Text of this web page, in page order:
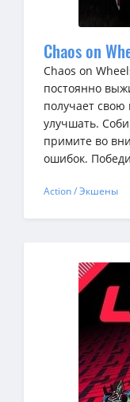
Chaos on
Chaos on
постоянно
получает
улучшать.
примите во
ошибок.
Action / Экшены